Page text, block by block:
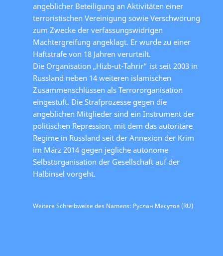
angeblicher Beteiligung an Aktivitäten einer
terroristischen Vereinigung sowie Verschwörung
zum Zwecke der verfassungswidrigen
Machtergreifung angeklagt. Er wurde zu einer
Haftstrafe von 18 Jahren verurteilt.
Die Organisation „Hizb-ut-Tahrir“ ist seit 2003 in
Russland neben 14 weiteren islamischen
Zusammenschlüssen als Terrororganisation
eingestuft. Die Strafprozesse gegen die
angeblichen Mitglieder sind ein Instrument der
politischen Repression, mit dem das autoritäre
Regime in Russland seit der Annexion der Krim
im März 2014 gegen jegliche autonome
Selbstorganisation der Gesellschaft auf der
Halbinsel vorgeht.
Weitere Schreibweise des Namens: Руслан Месутов (RU)